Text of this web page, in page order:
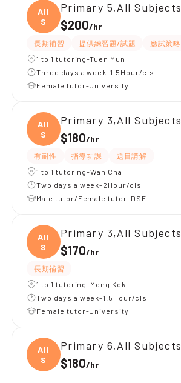
All
S
Primary 5,All Subjects
$200/hr
長期補習 提供練習題/試題 應試策略
1 to 1 tutoring-Tuen Mun
Three days a week-1.5Hour/cls
Female tutor-University
All
S
Primary 3,All Subjects
$180/hr
有耐性 指導功課
題目講解
1 to 1 tutoring-Wan Chai
Two days a week-2Hour/cls
Male tutor/Female tutor-DSE
All
S
Primary 3,All Subjects
$170/hr
長期補習
1 to 1 tutoring-Mong Kok
Two days a week-1.5Hour/cls
Female tutor-University
All
S
Primary 6,All Subjects
$180/hr